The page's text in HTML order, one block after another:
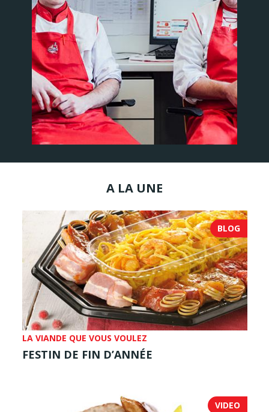
A LA UNE
BLOG
LA VIANDE QUE VOUS VOULEZ
FESTIN DE FIN D’ANNÉE
VIDEO